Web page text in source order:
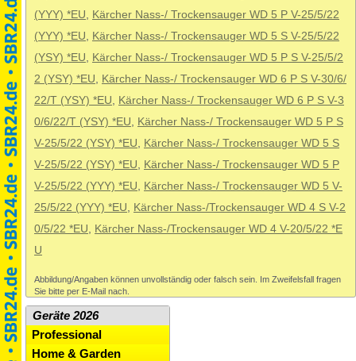
(YYY) *EU
Kärcher Nass-/ Trockensauger WD 5 P V-25/5/22
(YYY) *EU
Kärcher Nass-/ Trockensauger WD 5 S V-25/5/22
(YSY) *EU
Kärcher Nass-/ Trockensauger WD 5 P S V-25/5/2
2 (YSY) *EU
Kärcher Nass-/ Trockensauger WD 6 P S V-30/6/
22/T (YSY) *EU
Kärcher Nass-/ Trockensauger WD 6 P S V-3
0/6/22/T (YSY) *EU
Kärcher Nass-/ Trockensauger WD 5 P S
V-25/5/22 (YSY) *EU
Kärcher Nass-/ Trockensauger WD 5 S
V-25/5/22 (YSY) *EU
Kärcher Nass-/ Trockensauger WD 5 P
V-25/5/22 (YYY) *EU
Kärcher Nass-/ Trockensauger WD 5 V-
25/5/22 (YYY) *EU
Kärcher Nass-/Trockensauger WD 4 S V-2
0/5/22 *EU
Kärcher Nass-/Trockensauger WD 4 V-20/5/22 *E
U
Abbildung/Angaben können unvollständig oder falsch sein. Im Zweifelsfall fragen
Sie bitte per E-Mail nach.
Geräte 2026
Professional
Home & Garden